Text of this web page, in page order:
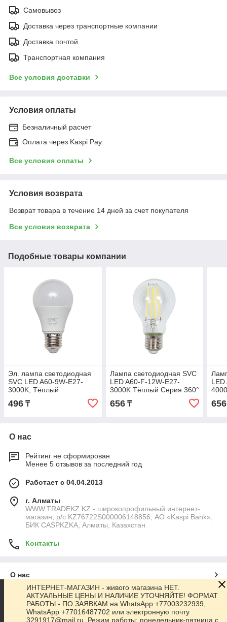
Самовывоз
Доставка через транспортные компании
Доставка почтой
Транспортная компания
Все условия доставки
Условия оплаты
Безналичный расчет
Оплата через Kaspi Pay
Все условия оплаты
Условия возврата
Возврат товара в течение 14 дней за счет покупателя
Все условия возврата
Подобные товары компании
Эл. лампа светодиодная
SVC LED A60-9W-E27-
3000K, Тёплый
496 ₸
Лампа светодиодная SVC
LED A60-F-12W-E27-
3000K Тёплый Серия 360°
656₸ 656
О нас
Рейтинг не сформирован
Менее 5 отзывов за последний год
Работает с 04.04.2013
г. Алматы
WWW.TRADEKZ.KZ - широкопрофильный интернет-
магазин, р/с KZ76722S000006148856, АО «Kaspi Bank»,
БИК CASPKZKA, Алматы, Казахстан
Контакты
О нас
Контакты
ИНТЕРНЕТ-МАГАЗИН - живого магазина НЕТ.
АКТУАЛЬНЫЕ ЦЕНЫ И НАЛИЧИЕ УТОЧНЯЙТЕ! ФОРМАТ
РАБОТЫ - ПО ЗАЯВКАМ на WhatsApp +77003232939,
WhatsApp +77016487702 или электронную почту
3291917@mail.ru. Режим работы: понедельник-пятница с